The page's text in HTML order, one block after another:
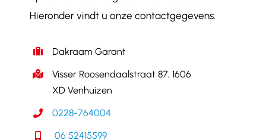
Hieronder vindt u onze contactgegevens.
Dakraam Garant
Visser Roosendaalstraat 87, 1606
XD Venhuizen
0228-764004
06 52415599